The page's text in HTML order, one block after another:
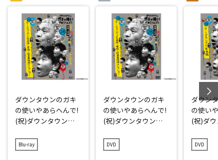
ダウンタウンのガキ
の使いやあらへんで!
(祝)ダウンタウン結
初回限定永久保存版
(28)(愛)D-1グランプ
Blu-ray
ダウンタウンのガキ
の使いやあらへんで!
(祝)ダウンタウン結
回限定永久保存版(2
8)(愛)D-1グランプリ
DVD
ダウン
の使い
(祝)ダ
久保存
グラン
DVD